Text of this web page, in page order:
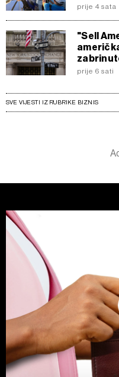
prije 4 sata
"Sell
prije 6 sati
SVE VIJESTI IZ RUBRIKE BIZNIS